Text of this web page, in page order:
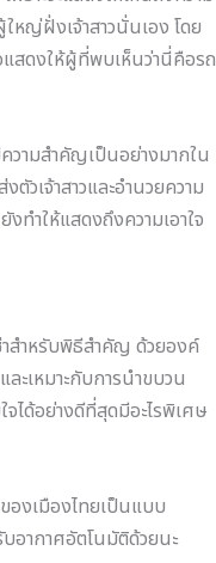
ใหญ่ฝั่งเจ้าสาวนั่นเอง โดย
สดงให้ผู้ที่พบเห็นว่านี่คือรถ
วามสำคัญเป็นอย่างมากใน
วเจ้าสาวและอำนวยความ
ำให้แสดงถึงความเอาใจ
สำหรับพิธีสำคัญ ด้วยองค์
ะเหมาะกับการนำขบวน
ได้อย่างดีที่สุดมีอะไรพิเศษ
องเมืองไทยเป็นแบบ
อากาศอัตโนมัติด้วยนะ